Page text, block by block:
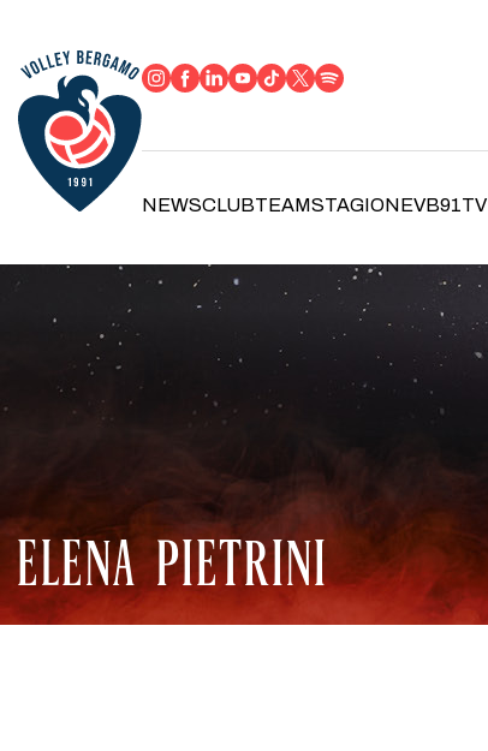
NEWSCLUBTEAMSTAGIONEVB91TV
ELENA PIETRINI